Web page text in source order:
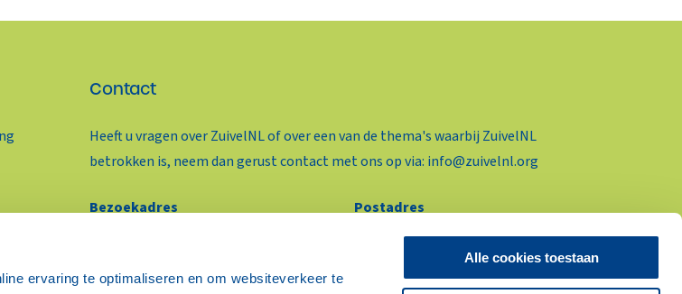
ervaring te optimaliseren en om websiteverkeer te
Alle cookies toestaan
Contact
Heeft u vragen over ZuivelNL of over een van de thema's waarbij ZuivelNL
betrokken is, neem dan gerust contact met ons op via: info@zuivelnl.org
Bezoekadres
Postadres
Postbus 93453